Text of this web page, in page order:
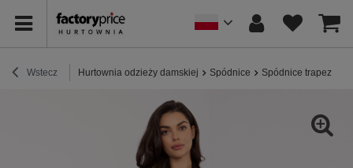
Wstecz Hurtownia odzieży damskiej Spódnice Spódnice trapezowe